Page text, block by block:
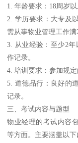
1. 年龄要求：18周岁以
2. 学历要求：大专及
需从事物业管理工作满
3. 从业经验：至少2
作记录。
4. 培训要求：参加规定
5. 道德品行：良好的
记录。
三、考试内容与题型
物业经理的考试内容
等方面。主要涵盖以下